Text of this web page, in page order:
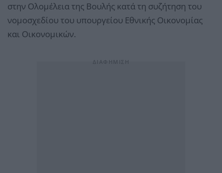
στην Ολομέλεια της Βουλής κατά τη συζήτηση του
νομοσχεδίου του υπουργείου Εθνικής Οικονομίας
και Οικονομικών.